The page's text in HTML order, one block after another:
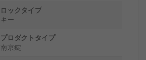
ロックタイプ
キー
プロダクトタイプ
南京錠